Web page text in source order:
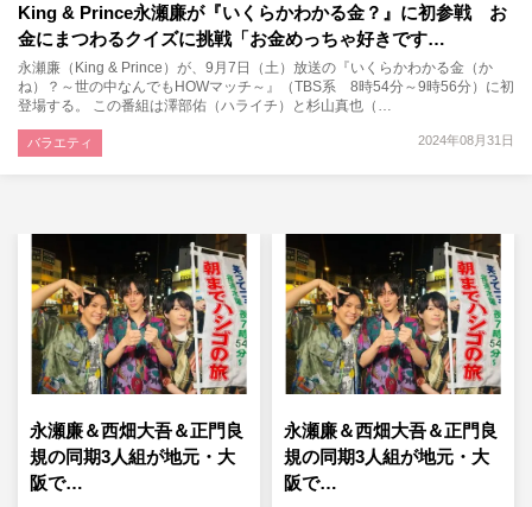
King & Prince永瀬廉が『いくらかわかる金？』に初参戦 お
金にまつわるクイズに挑戦「お金めっちゃ好きです…
永瀬廉（King & Prince）が、9月7日（土）放送の『いくらかわかる金（か
ね）？～世の中なんでもHOWマッチ～』（TBS系 8時54分～9時56分）に初
登場する。 この番組は澤部佑（ハライチ）と杉山真也（…
2024年08月31日
バラエティ
永瀬廉＆西畑大吾＆正門良
規の同期3人組が地元・大
阪で…
永瀬廉＆西畑大吾＆正門良
規の同期3人組が地元・大
阪で…